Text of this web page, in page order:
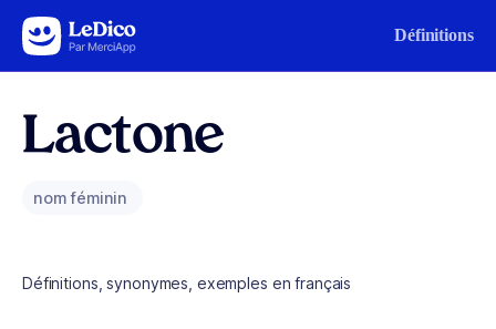
Aller au contenu Définitions
Lactone
nom féminin
Définitions, synonymes, exemples en français